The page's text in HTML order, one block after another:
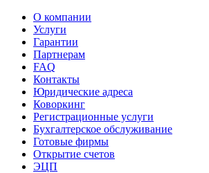
О компании
Услуги
Гарантии
Партнерам
FAQ
Контакты
Юридические адреса
Коворкинг
Регистрационные услуги
Бухгалтерское обслуживание
Готовые фирмы
Открытие счетов
ЭЦП